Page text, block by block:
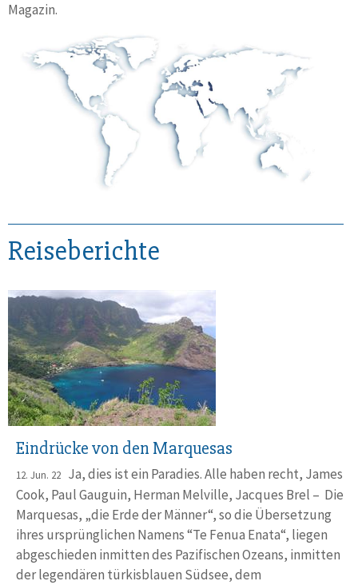
Magazin.
Reiseberichte
Eindrücke von den Marquesas
12. Jun. 22 Ja, dies ist ein Paradies. Alle haben recht, James
Cook, Paul Gauguin, Herman Melville, Jacques Brel – Die
Marquesas, „die Erde der Männer“, so die Übersetzung
ihres ursprünglichen Namens “Te Fenua Enata“, liegen
abgeschieden inmitten des Pazifischen Ozeans, inmitten
der legendären türkisblauen Südsee, dem